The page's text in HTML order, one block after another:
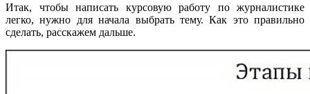
Итак, чтобы написать курсовую работу по журналистике
легко, нужно для начала выбрать тему. Как это правильно
сделать, расскажем дальше.